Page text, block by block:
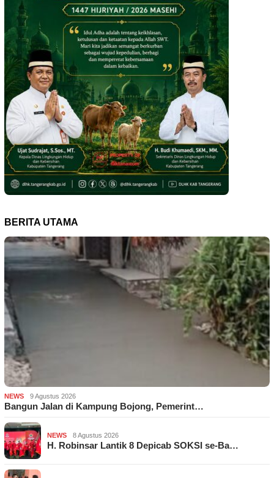
BERITA UTAMA
NEWS 9 Agustus 2026
Bangun Jalan di Kampung Bojong, Pemerint…
NEWS 8 Agustus 2026
H. Robinsar Lantik 8 Depicab SOKSI se-Ba…